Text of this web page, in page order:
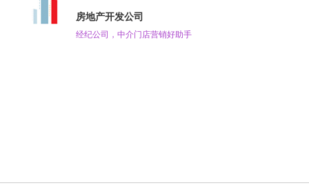
房地产开发公司
经纪公司，中介门店营销好助手